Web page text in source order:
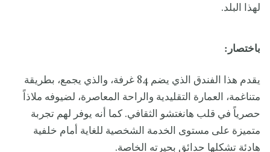
لهذا البلد.
باختصار:
يقدم هذا الفندق الذي يضم 84 غرفة، والذي يجمع، بطريقة
متناغمة، العمارة التقليدية والراحة المعاصرة، لضيوفه ملاذاً
حصرياً في قلب هانغتشو الثقافي. كما أنه يوفر لهم تجربة
متميزة على مستوى الخدمة الشخصية للغاية أمام خلفية
هادئة تشكلها حدائق بحيرته الخاصة.